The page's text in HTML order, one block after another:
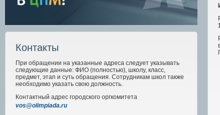
Контакты
При обращении на указанные адреса следует указывать
следующие данные: ФИО (полностью), школу, класс,
предмет, этап и суть обращения. Сотрудникам школ также
необходимо указать свою должность.
Контактный адрес городского оргкомитета
vos@olimpiada.ru